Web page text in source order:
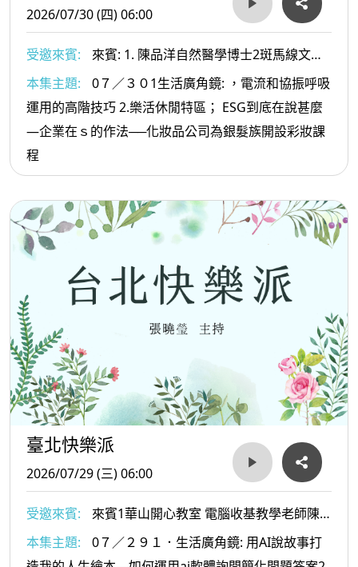
2026/07/30 (四) 06:00
受邀來賓:
來賓: 1. 陳品洋自然醫學博士2斑馬線文庫
社長及文史工作者-許赫老師
本集主題:
0７／３０1生活廣角鏡: ，電流和協振呼吸
運用的高階技巧 2.樂活休閒特區； ESG到底在說甚麼
—企業在ｓ的作法──化妝品公司為銀髮族開設彩妝課
程
臺北快樂派
2026/07/29 (三) 06:00
受邀來賓:
來賓1華山開心教室 電腦收基教學老師陳
仙妮老師 2台灣戲曲中心業玫汝助理研究員
本集主題:
0７／２９１．生活廣角鏡: 用AI說故事打